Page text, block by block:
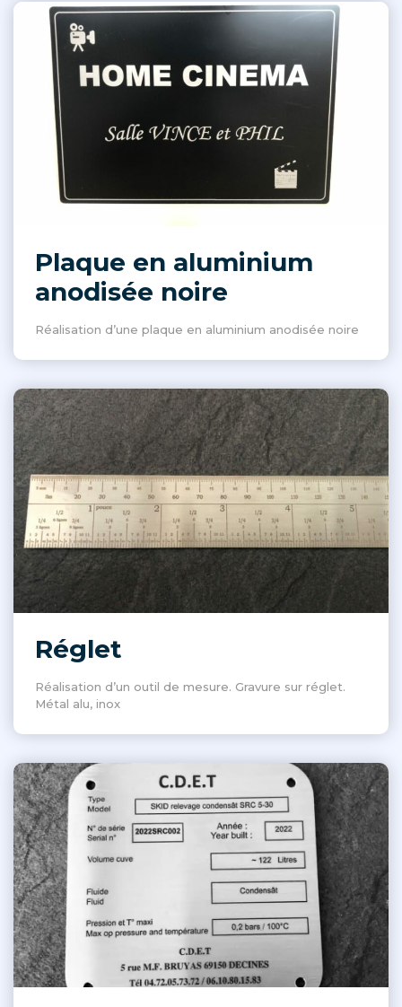
Plaque en aluminium
anodisée noire
Réalisation d’une plaque en aluminium anodisée noire
Réglet
Réalisation d’un outil de mesure. Gravure sur réglet.
Métal alu, inox